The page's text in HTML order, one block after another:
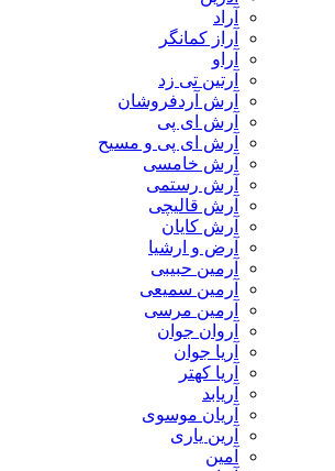
آراد
آراز کمانگر
آراو
آرتین تی زد
آرش آردفروشان
آرش ای پی
آرش ای پی و مسیح
آرش خامسی
آرش رستمی
آرش قالیچی
آرش کایان
​آرض و ارشیا
آرمین حبیبی
آرمین سمیعی
آرمین مرسی
آروان جوان
آریا جوان
آریا کهتر
آریابد
آریان موسوی
آرین یاری
آمین